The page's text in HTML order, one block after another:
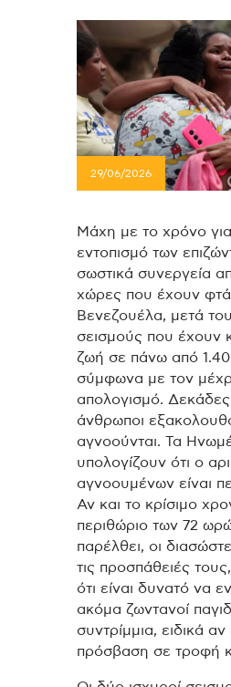
29/06/2026
Μάχη με το χρόνο
εντοπισμό των
σωστικά συνεργεία
χώρες που έχουν
Βενεζουέλα, μετά
σεισμούς που έχουν
ζωή σε πάνω από
σύμφωνα με τον
απολογισμό. Δεκάδες
άνθρωποι
αγνοούνται. Τα
υπολογίζουν ότι ο
αγνοουμένων είναι
Αν και το κρίσιμο
περιθώριο των 72
παρέλθει, οι
τις προσπάθειές
ότι είναι δυνατό να
ακόμα ζωντανοί
συντρίμμια, ειδικά αν
πρόσβαση σε τροφή